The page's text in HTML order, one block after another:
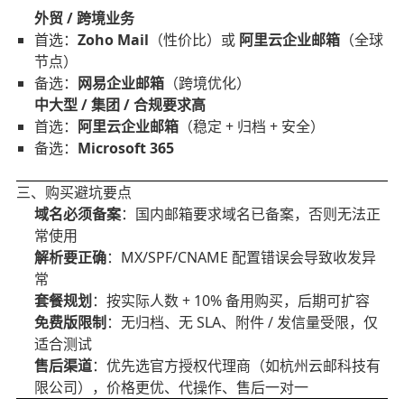
外贸 / 跨境业务
首选： Zoho Mail （性价比）或 阿里云企业邮箱（全球
节点）
备选： 网易企业邮箱（跨境优化）
中大型 / 集团 / 合规要求高
首选： 阿里云企业邮箱（稳定 + 归档 + 安全）
备选： Microsoft 365
三、购买避坑要点
域名必须备案：国内邮箱要求域名已备案，否则无法正
常使用
解析要正确：MX/SPF/CNAME 配置错误会导致收发异
常
套餐规划 ：按实际人数 + 10% 备用购买，后期可扩容
免费版限制 ：无归档、无 SLA、附件 / 发信量受限，仅
适合测试
售后渠道：优先选官方授权代理商（如杭州云邮科技有
限公司），价格更优、代操作、售后一对一